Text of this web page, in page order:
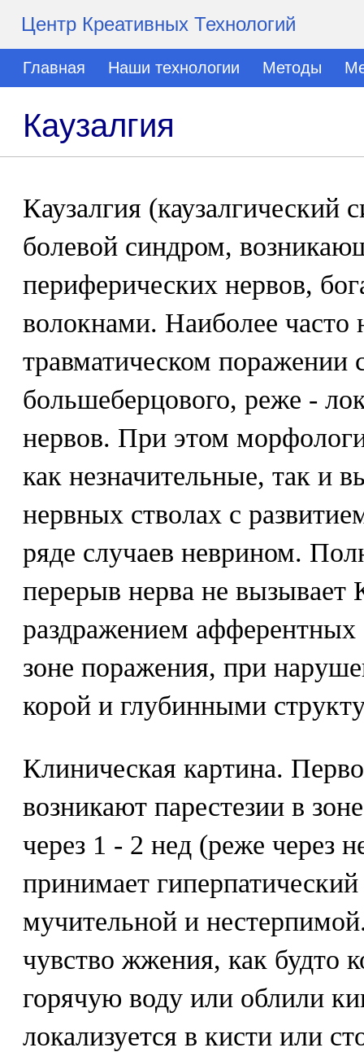
Центр Креативных Технологий
Главная Наши технологии Методы
Каузалгия
Каузалгия (каузалгический
болевой синдром,
периферических нервов,
волокнами. Наиболее часто
травматическом поражении
большеберцового, реже -
нервов. При этом
как незначительные, так и
нервных стволах с
ряде случаев неврином.
перерыв нерва не вызывает
раздражением афферентных
зоне поражения, при
корой и глубинными
Клиническая картина.
возникают парестезии в
через 1 - 2 нед (реже через
принимает
мучительной и
чувство жжения, как будто
горячую воду или облили
локализуется в кисти или